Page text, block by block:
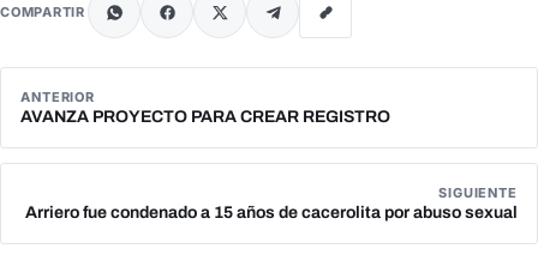
COMPARTIR
ANTERIOR
AVANZA PROYECTO PARA CREAR REGISTRO
SIGUIENTE
Arriero fue condenado a 15 años de cacerolita por abuso sexual